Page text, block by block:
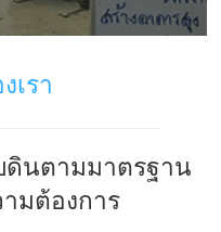
เรา
ดินตามมาตรฐาน
มต้องการ